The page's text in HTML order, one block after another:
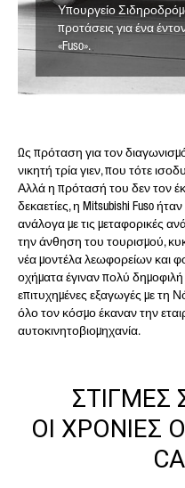
Υπουργείο
προτάσεις για ένα
«Fuso».
Ως πρόταση για τον
νικητή τρία γιεν, που τότε
Αλλά η πρότασή του δεν τον
δεκαετίες, η Mitsubishi Fuso
ανάλογα με τις μεταφορικές
την άνθηση του τουρισμού,
νέα μοντέλα λεωφορείων και
οχήματα έγιναν πολύ
επιτυχημένες εξαγωγές με τη
όλο τον κόσμο έκαναν την
αυτοκινητοβιομηχανία.
ΣΤΙΓΜΕΣ
ΟΙ ΧΡΟΝΙΕΣ